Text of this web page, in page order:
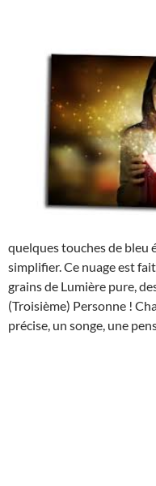
quelques touches de bleu
simplifier. Ce nuage est
grains de Lumière pure,
(Troisième) Personne !
précise, un songe, une